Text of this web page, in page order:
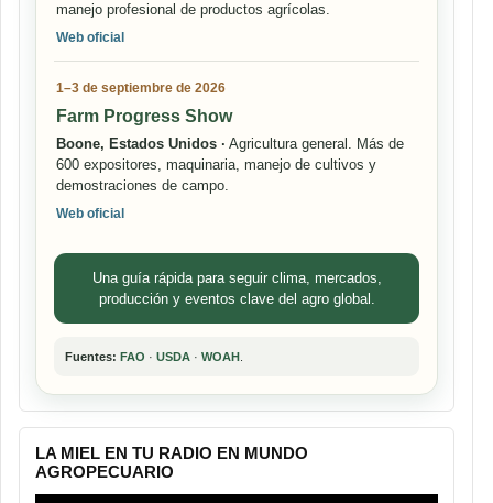
manejo profesional de productos agrícolas.
Web oficial
1–3 de septiembre de 2026
Farm Progress Show
Boone, Estados Unidos · Agricultura general. Más de
600 expositores, maquinaria, manejo de cultivos y
demostraciones de campo.
Web oficial
Una guía rápida para seguir clima, mercados,
producción y eventos clave del agro global.
Fuentes: FAO · USDA · WOAH .
LA MIEL EN TU RADIO EN MUNDO
AGROPECUARIO